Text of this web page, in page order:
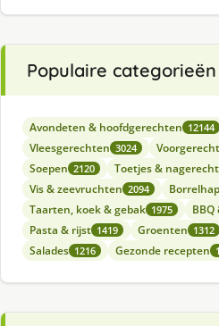
Populaire categorieën
Avondeten & hoofdgerechten 12144
Vleesgerechten 3024
Soepen 2120 Toetjes &
Vis & zeevruchten 2094
Taarten, koek & gebak 1975
Pasta & rijst 1419 Groenten 1312
Salades 1216 Gezonde recepten